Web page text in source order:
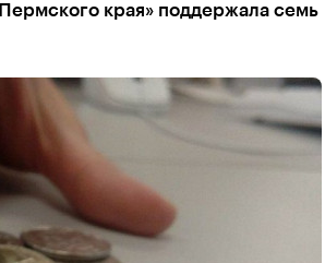
края» поддержала семь